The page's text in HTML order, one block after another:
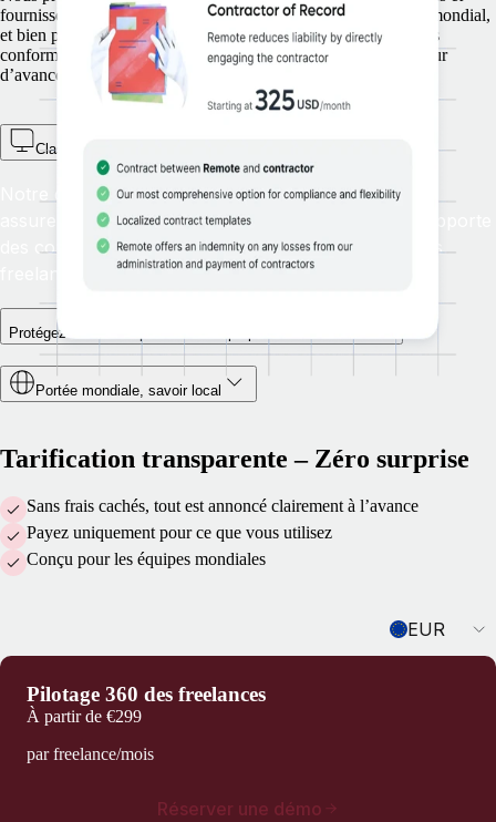
fournissons un accès à l’expertise et aux paiements au niveau mondial,
et bien plus : nous veillons à ce que vos freelances soient payés
conformément aux lois locales, vous donnant ainsi une longueur
d’avance sur les évolutions réglementaires.
Classification et suivi proactifs des freelances
Notre questionnaire de qualification permet de vous
assurer que vos effectifs ont le bon statut et vous apporte
des conseils clairs sur la gestion et la conformité des
Protégez votre entreprise et votre propriété intellectuelle
Portée mondiale, savoir local
Tarification transparente – Zéro surprise
Sans frais cachés, tout est annoncé clairement à l’avance
Payez uniquement pour ce que vous utilisez
Conçu pour les équipes mondiales
EUR
Pilotage 360 des freelances
À partir de €299
par freelance/mois
Réserver une démo